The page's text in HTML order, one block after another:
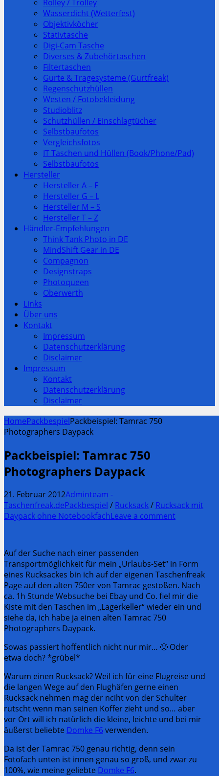
Rolley / Trolley
Wasserdicht (Wetterfest)
Objektivköcher
Stativtasche
Digi-Cam Tasche
Diverses & Zubehörtaschen
Filtertaschen
Gurte & Tragesysteme (Gurtfreak)
Regenschutzhüllen
Westen / Fotobekleidung
Studioblitz
Schutzhüllen / Einschlagtücher
Selbstbaufotos
Vergleichsfotos
IT Taschen und Hüllen (Book/Phone/Pad)
Selbstbaufotos
Hersteller
Hersteller A – F
Hersteller G – L
Hersteller M – S
Hersteller T – Z
Händler-Empfehlungen
Think Tank Photo in DE
MindShift Gear in DE
Compagnon
Designstraps
Photoqueen
Oberwerth
Links
Über uns
Kontakt
Impressum
Datenschutzerklärung
Disclaimer
Impressum
Kontakt
Datenschutzerklärung
Disclaimer
HomePackbespielPackbeispiel: Tamrac 750
Photographers Daypack
Packbeispiel: Tamrac 750
Photographers Daypack
21. Februar 2012Adminteam -
Taschenfreak.dePackbespiel / Rucksack/ Rucksack mit
Daypack ohne NotebookfachLeave a comment
Auf der Suche nach einer passenden
Transportmöglichkeit für mein „Urlaubs-Set“ in Form
eines Rucksackes bin ich auf der eigenen Taschenfreak
Page auf den alten 750er von Tamrac gestoßen. Nach
ca. 1h Stunde Websuche bei Ebay und Co. fiel mir die
Kiste mit den Taschen im „Lagerkeller“ wieder ein und
siehe da, ich habe ja einen alten Tamrac 750
Photographers Daypack.
Sowas passiert hoffentlich nicht nur mir… 🙂 Oder
etwa doch? *grübel*
Warum einen Rucksack? Weil ich für eine Flugreise und
die langen Wege auf den Flughäfen gerne einen
Rucksack nehmen mag der nciht von der Schulter
rutscht wenn man seinen Koffer zieht und so… aber
vor Ort will ich natürlich die kleine, leichte und bei mir
äußerst beliebte Domke F6verwenden.
Da ist der Tamrac 750 genau richtig, denn sein
Fotofach unten ist innen genau so groß, und zwar zu
100%, wie meine geliebte Domke F6.